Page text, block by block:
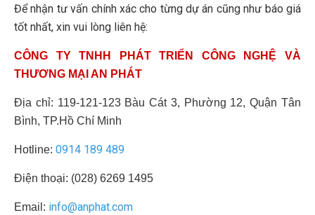
Để nhận tư vấn chính xác cho từng dự án cũng như báo giá
tốt nhất, xin vui lòng liên hệ:
CÔNG TY TNHH PHÁT TRIỂN CÔNG NGHỆ VÀ
THƯƠNG MẠI AN PHÁT
Địa chỉ: 119-121-123 Bàu Cát 3, Phường 12, Quận Tân
Bình, TP.Hồ Chí Minh
Hotline: 0914 189 489
Điện thoại: (028) 6269 1495
Email: info@anphat.com